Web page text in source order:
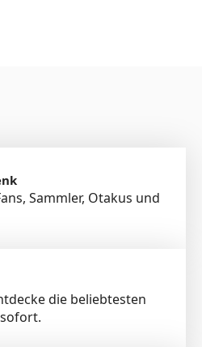
Sammler, Otakus und
die beliebtesten